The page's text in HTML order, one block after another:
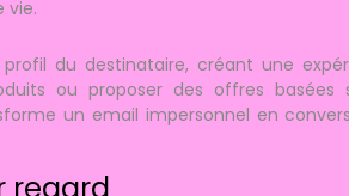
vie.
du destinataire, créant une
ou proposer des offres basées
un email impersonnel en
regard